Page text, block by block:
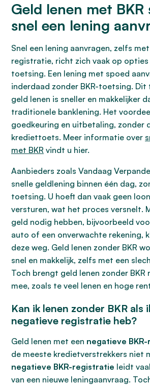
Geld lenen met BKR
snel een lening
Snel een lening aanvragen, zelfs met
registratie, richt zich vaak op opties
toetsing. Een lening met spoed
inderdaad zonder BKR-toetsing.
geld lenen is sneller en makkelijker
traditionele banklening. Het
goedkeuring en uitbetaling, zonder
krediettoets. Meer informatie over
met BKR vindt u hier.
Aanbieders zoals Vandaag
snelle geldlening binnen één dag,
toetsing. U hoeft dan vaak geen
versturen, wat het proces versnelt.
geld nodig hebben, bijvoorbeeld
auto of een onverwachte rekening,
deze weg. Geld lenen zonder BKR
snel en makkelijk, zelfs met een
Toch brengt geld lenen zonder BKR
mee, zoals te veel lenen en hoge
Kan ik lenen zonder BKR als
negatieve registratie heb?
Geld lenen met een negatieve
de meeste kredietverstrekkers niet
negatieve BKR-registratie leidt
van een nieuwe leningaanvraag.